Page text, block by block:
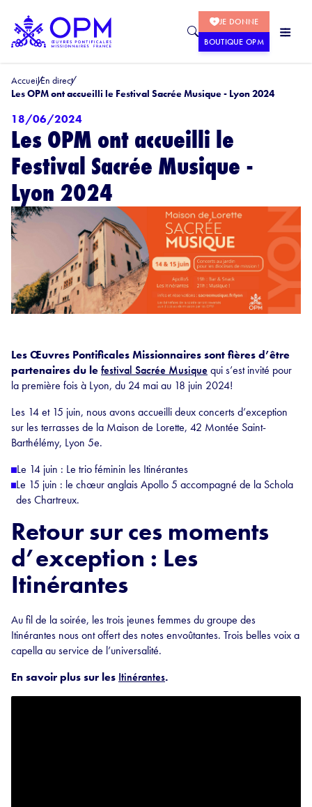
JE DONNE
BOUTIQUE OPM
AccueilEn direct
Les OPM ont accueilli le Festival Sacrée Musique - Lyon 2024
18/06/2024
Les OPM ont accueilli le
Festival Sacrée Musique -
Lyon 2024
Les Œuvres Pontificales Missionnaires sont fières d’être
partenaires du lefestival Sacrée Musique qui s’est invité pour
la première fois à Lyon, du 24 mai au 18 juin 2024!
Les 14 et 15 juin, nous avons accueilli deux concerts d’exception
sur les terrasses de la Maison de Lorette, 42 Montée Saint-
Barthélémy, Lyon 5e.
Le 14 juin : Le trio féminin les Itinérantes
Le 15 juin : le chœur anglais Apollo 5 accompagné de la Schola
des Chartreux.
Retour sur ces moments
d’exception : Les
Itinérantes
Au fil de la soirée, les trois jeunes femmes du groupe des
Itinérantes nous ont offert des notes envoûtantes. Trois belles voix a
capella au service de l’universalité.
En savoir plus sur les Itinérantes.